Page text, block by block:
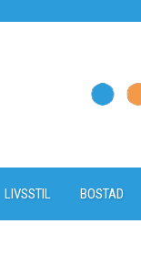
LIVSSTIL BOSTAD